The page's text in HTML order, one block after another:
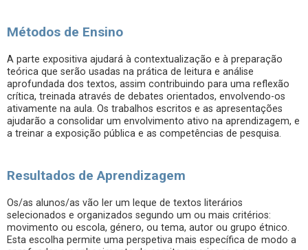
Métodos de Ensino
A parte expositiva ajudará à contextualização e à preparação
teórica que serão usadas na prática de leitura e análise
aprofundada dos textos, assim contribuindo para uma reflexão
crítica, treinada através de debates orientados, envolvendo-os
ativamente na aula. Os trabalhos escritos e as apresentações
ajudarão a consolidar um envolvimento ativo na aprendizagem, e
a treinar a exposição pública e as competências de pesquisa.
Resultados de Aprendizagem
Os/as alunos/as vão ler um leque de textos literários
selecionados e organizados segundo um ou mais critérios:
movimento ou escola, género, ou tema, autor ou grupo étnico.
Esta escolha permite uma perspetiva mais específica de modo a